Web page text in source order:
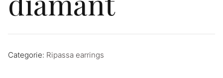
Categorie: Ripassa earrings